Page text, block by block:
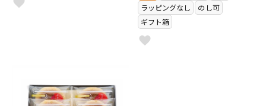
ラッピングなし
のし可
ギフト箱